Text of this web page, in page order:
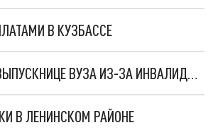
В КУЗБАССЕ
В КЕМЕРОВЕ БОЛЬНИЦА ОТКАЗАЛА В ТРУДОУСТРОЙСТВЕ ВЫПУСКНИЦЕ ВУЗА ИЗ-ЗА ИНВАЛИДНОСТИ
В ЛЕНИНСКОМ РАЙОНЕ